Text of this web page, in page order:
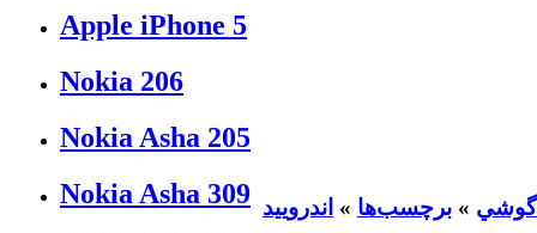
Apple iPhone 5
Nokia 206
Nokia Asha 205
Nokia Asha 309
» برچسب‌ها » اندرویید